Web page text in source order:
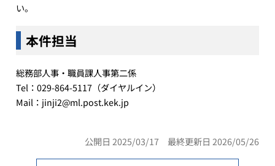
い。
本件担当
総務部人事・職員課人事第二係
Tel：029-864-5117（ダイヤルイン）
Mail：jinji2@ml.post.kek.jp
公開日 2025/03/17 最終更新日 2026/05/26